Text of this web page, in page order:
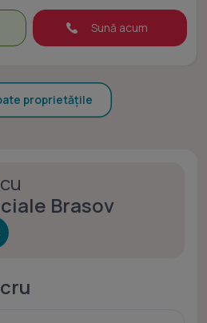
Sună acum
proprietățile
Brasov